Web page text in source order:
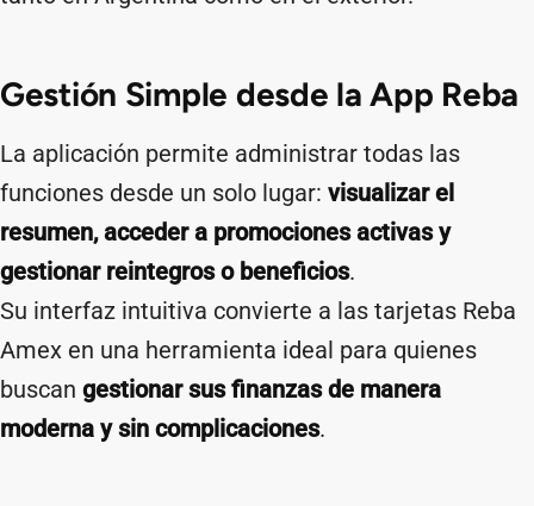
Gestión Simple desde la App Reba
La aplicación permite administrar todas las
funciones desde un solo lugar: visualizar el
resumen, acceder a promociones activas y
gestionar reintegros o beneficios.
Su interfaz intuitiva convierte a las tarjetas Reba
Amex en una herramienta ideal para quienes
buscan gestionar sus finanzas de manera
moderna y sin complicaciones.